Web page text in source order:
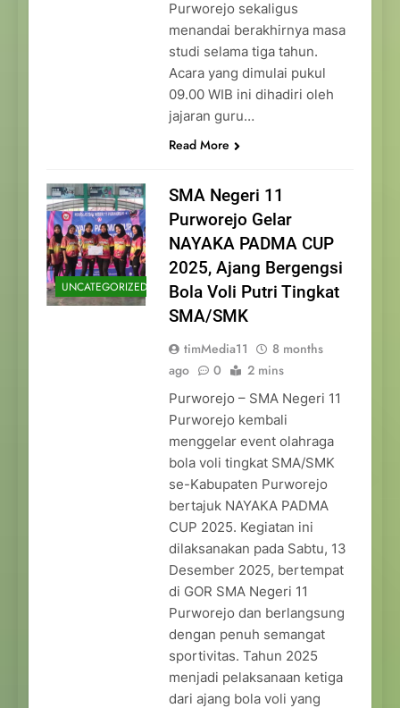
Purworejo sekaligus
menandai berakhirnya masa
studi selama tiga tahun.
Acara yang dimulai pukul
09.00 WIB ini dihadiri oleh
jajaran guru…
Read More
UNCATEGORIZED
SMA Negeri 11
Purworejo Gelar
NAYAKA PADMA CUP
2025, Ajang Bergengsi
Bola Voli Putri Tingkat
SMA/SMK
timMedia11
8 months
ago
0 2 mins
Purworejo – SMA Negeri 11
Purworejo kembali
menggelar event olahraga
bola voli tingkat SMA/SMK
se-Kabupaten Purworejo
bertajuk NAYAKA PADMA
CUP 2025. Kegiatan ini
dilaksanakan pada Sabtu, 13
Desember 2025, bertempat
di GOR SMA Negeri 11
Purworejo dan berlangsung
dengan penuh semangat
sportivitas. Tahun 2025
menjadi pelaksanaan ketiga
dari ajang bola voli yang